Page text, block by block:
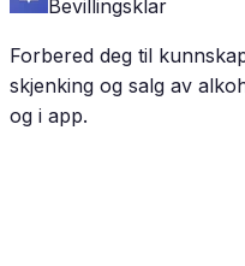
Bevillingsklar
Forbered deg til
skjenking og salg av
og i app.